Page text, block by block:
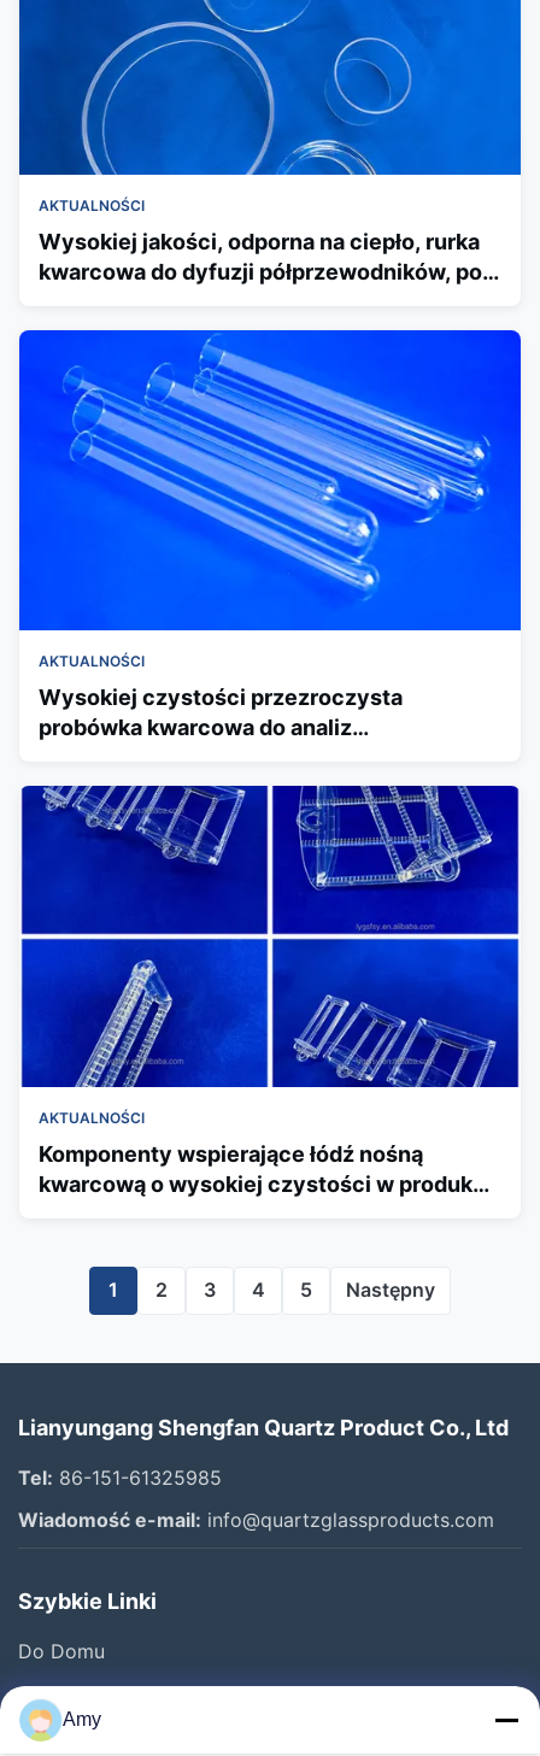
AKTUALNOŚCI
Wysokiej jakości, odporna na ciepło, rurka
kwarcowa do dyfuzji półprzewodników, pola
AKTUALNOŚCI
Wysokiej czystości przezroczysta
probówka kwarcowa do analiz
procesów półprzewodnikowych - Mia
AKTUALNOŚCI
Komponenty wspierające łódź nośną
kwarcową o wysokiej czystości w produkcji
1 2 3 4 5 Następny
Lianyungang Shengfan Quartz Product Co., Ltd
Tel: 86-151-61325985
Wiadomość e-mail: info@quartzglassproducts.com
Szybkie Linki
Do Domu
Produkty
Filmy
Amy